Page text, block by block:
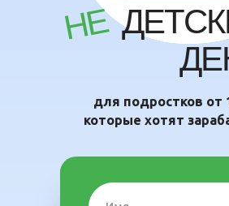
для подростков от
которые хотят
НЕ